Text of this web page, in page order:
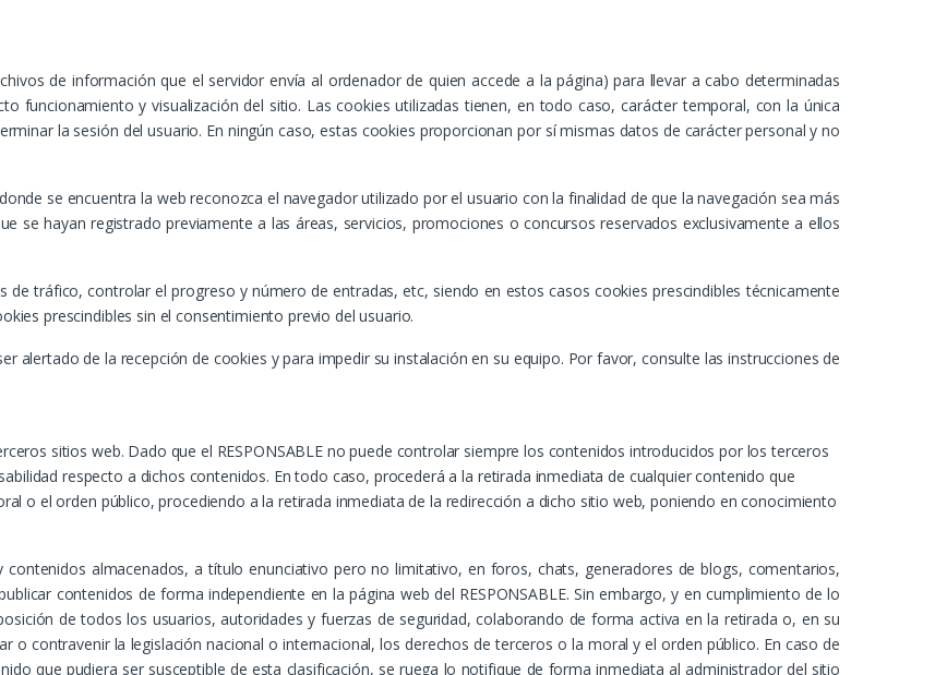
de información que el servidor envía al ordenador de quien accede a la página) para llevar a cabo determinadas
funcionamiento y visualización del sitio. Las cookies utilizadas tienen, en todo caso, carácter temporal, con la única
la sesión del usuario. En ningún caso, estas cookies proporcionan por sí mismas datos de carácter personal y no
se encuentra la web reconozca el navegador utilizado por el usuario con la finalidad de que la navegación sea más
se hayan registrado previamente a las áreas, servicios, promociones o concursos reservados exclusivamente a ellos
de tráfico, controlar el progreso y número de entradas, etc, siendo en estos casos cookies prescindibles técnicamente
prescindibles sin el consentimiento previo del usuario.
alertado de la recepción de cookies y para impedir su instalación en su equipo. Por favor, consulte las instrucciones de
sitios web. Dado que el RESPONSABLE no puede controlar siempre los contenidos introducidos por los terceros
respecto a dichos contenidos. En todo caso, procederá a la retirada inmediata de cualquier contenido que
o el orden público, procediendo a la retirada inmediata de la redirección a dicho sitio web, poniendo en conocimiento
contenidos almacenados, a título enunciativo pero no limitativo, en foros, chats, generadores de blogs, comentarios,
contenidos de forma independiente en la página web del RESPONSABLE. Sin embargo, y en cumplimiento de lo
de todos los usuarios, autoridades y fuerzas de seguridad, colaborando de forma activa en la retirada o, en su
contravenir la legislación nacional o internacional, los derechos de terceros o la moral y el orden público. En caso de
que pudiera ser susceptible de esta clasificación, se ruega lo notifique de forma inmediata al administrador del sitio